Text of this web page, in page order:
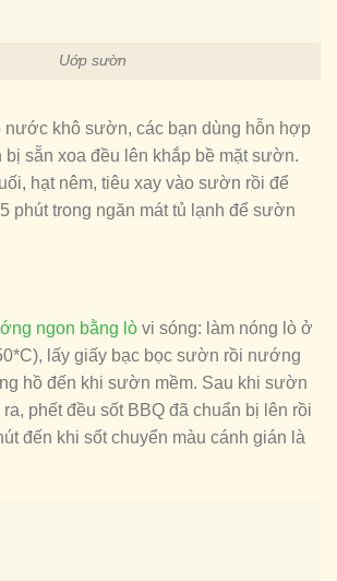
Uớp sườn
nước khô sườn, các bạn dùng hỗn hợp
bị sẵn xoa đều lên khắp bề mặt sườn.
hạt nêm, tiêu xay vào sườn rồi để
phút trong ngăn mát tủ lạnh để sườn
ngon bằng lò vi sóng: làm nóng lò ở
lấy giấy bạc bọc sườn rồi nướng
hồ đến khi sườn mềm. Sau khi sườn
phết đều sốt BBQ đã chuẩn bị lên rồi
đến khi sốt chuyển màu cánh gián là